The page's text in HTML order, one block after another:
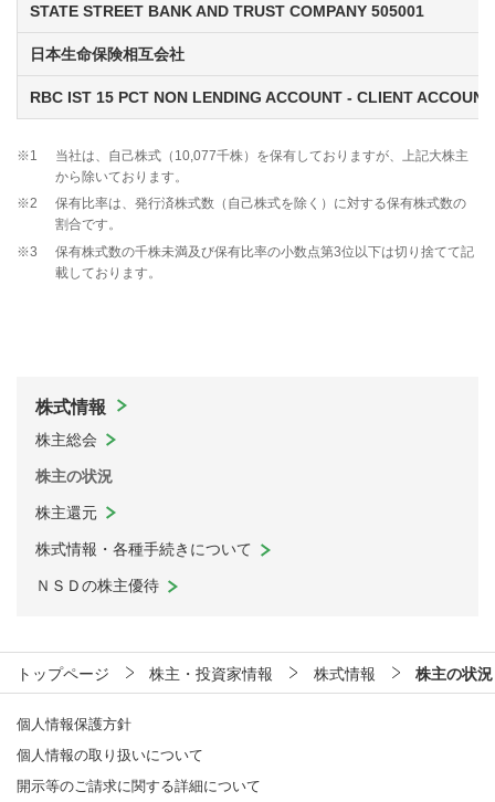
STATE STREET BANK AND TRUST COMPANY 505001
日本生命保険相互会社
RBC IST 15 PCT NON LENDING ACCOUNT - CLIENT ACCOUNT
※1
当社は、自己株式（10,077千株）を保有しておりますが、上記大株主
から除いております。
※2
保有比率は、発行済株式数（自己株式を除く）に対する保有株式数の
割合です。
※3
保有株式数の千株未満及び保有比率の小数点第3位以下は切り捨てて記
載しております。
株式情報
株主総会
株主の状況
株主還元
株式情報・各種手続きについて
ＮＳＤの株主優待
トップページ 株主・投資家情報 株式情報 株主の状況
個人情報保護方針
個人情報の取り扱いについて
開示等のご請求に関する詳細について